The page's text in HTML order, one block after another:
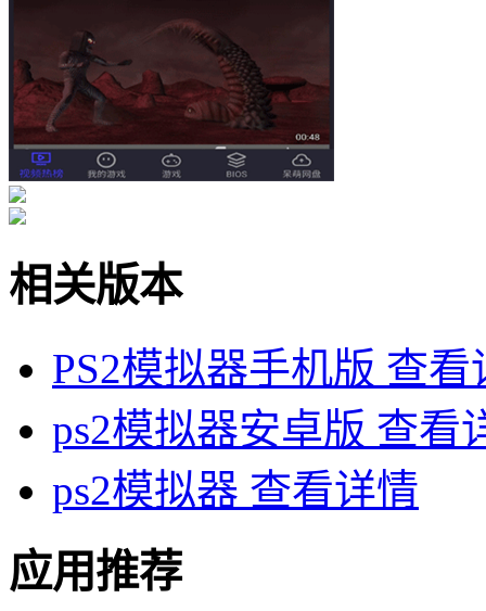
相关版本
PS2模拟器手机版 查看
ps2模拟器安卓版 查看
ps2模拟器 查看详情
应用推荐